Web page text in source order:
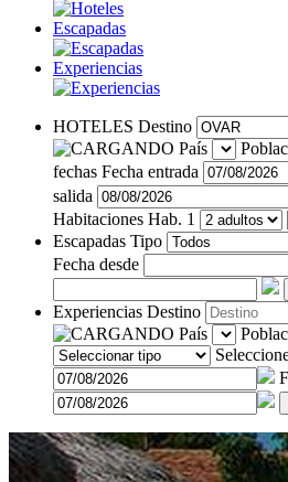
Escapadas
Experiencias
HOTELES Destino
País
fechas Fecha entrada
salida
Habitaciones Hab. 1
Escapadas Tipo
Fecha desde
Experiencias Destino
País